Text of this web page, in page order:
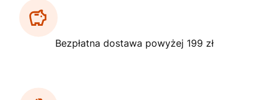
Bezpłatna dostawa powyżej 199 zł